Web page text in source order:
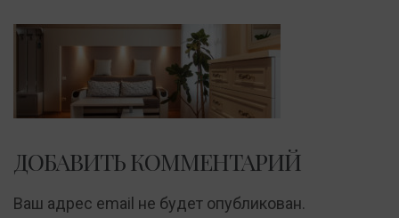
SLIDER-
300
ДОБАВИТЬ КОММЕНТАРИЙ
Ваш адрес email не будет опубликован.